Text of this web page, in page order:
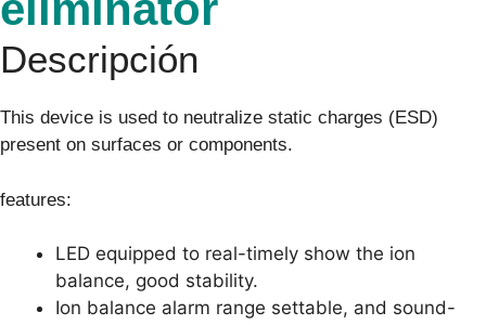
Descripción
This device is used to neutralize static charges (ESD)
present on surfaces or components.
features:
LED equipped to real-timely show the ion
balance, good stability.
Ion balance alarm range settable, and sound-